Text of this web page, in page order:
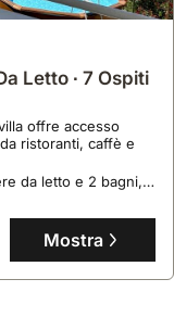
Letto ∙ 7 Ospiti
offre accesso
ristoranti, caffè e
da letto e 2 bagni,
piscina privata,
Mostra